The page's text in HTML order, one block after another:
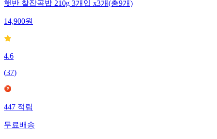
햇반 찰잡곡밥 210g 3개입 x3개(총9개)
14,900원
4.6
(37)
447적립
무료배송